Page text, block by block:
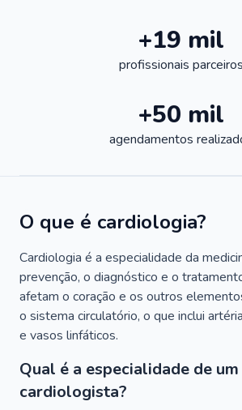
+19 mil
profissionais parceiros
+50 mil
agendamentos
O que é cardiologia?
Cardiologia é a especialidade da
prevenção, o diagnóstico e o
afetam o coração e os outros
o sistema circulatório, o que inclui
e vasos linfáticos.
Qual é a especialidade de
cardiologista?